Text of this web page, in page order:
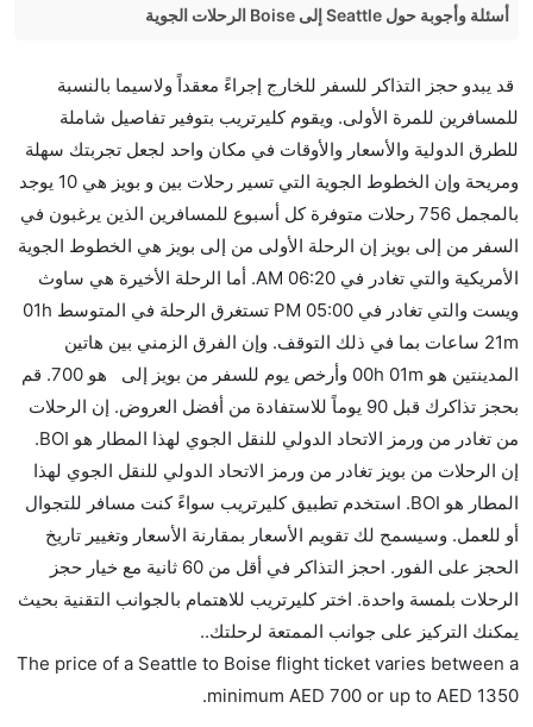
أسئلة وأجوبة حول Seattle إلى Boise الرحلات الجوية
مباشرة من إلىبويز مما تستغرقه الخطوط الجوية الأخرى؟
نعم. توفر كل من Alaska Airlines أسرع رحلات الطيران
على هذا الطريق،
هل توفر شركات الطيران مساحة إضافية للنوم؟
كثير من خطوط طيران درجة رجال الأعمال توفر مساحة
إضافية للنوم.
هل يمكنني حمل طعامي الخاص؟
نعم، يمكنك حمل طعامك الخاص، و لكن يجب أن يكون معبئا
بشكل جيد.
هل سيقدم لي الكحول على متن رحلة من إلى بويز؟
لا تقدم شركة الطيران الكحول على متن رحلة داخلية. يتم
تقديم الكحول على متن الرحلات الدولية فقط.
ما متوسط أسعار رحلة الدرجة الاقتصادية من إلى بويز؟
تتراوح أسعار رحلة الدرجة الاقتصادية من AED 700 إلى
AED 1350. الخطوط الجوية الأمريكية, خطوط ألاسكا
الجوية, ويست جيت, دلتا, طيران الإمارات, الملكية الهولندية
كي إل إم, فيرجن أتلانتيك, الخطوط الجوية الفرنسية,
الخطوط الجوية الكورية, and ساوث ويست يوفرون تذاكر
قد يبدو حجز التذاكر للسفر للخارج إجراءً معقداً ولاسيما بالنسبة
للمسافرين للمرة الأولى. ويقوم كليرتريب بتوفير تفاصيل شاملة
للطرق الدولية والأسعار والأوقات في مكان واحد لجعل تجربتك سهلة
ومريحة وإن الخطوط الجوية التي تسير رحلات بين و بويز هي 10 يوجد
بالمجمل 756 رحلات متوفرة كل أسبوع للمسافرين الذين يرغبون في
السفر من إلى بويز إن الرحلة الأولى من إلى بويز هي الخطوط الجوية
الأمريكية والتي تغادر في 06:20 AM. أما الرحلة الأخيرة هي ساوث
ويست والتي تغادر في 05:00 PM تستغرق الرحلة في المتوسط 01h
21m ساعات بما في ذلك التوقف. وإن الفرق الزمني بين هاتين
المدينتين هو 00h 01m وأرخص يوم للسفر من بويز إلى هو 700. قم
بحجز تذاكرك قبل 90 يوماً للاستفادة من أفضل العروض. إن الرحلات
من تغادر من ورمز الاتحاد الدولي للنقل الجوي لهذا المطار هو BOI.
إن الرحلات من بويز تغادر من ورمز الاتحاد الدولي للنقل الجوي لهذا
المطار هو BOI. استخدم تطبيق كليرتريب سواءً كنت مسافر للتجوال
أو للعمل. وسيسمح لك تقويم الأسعار بمقارنة الأسعار وتغيير تاريخ
الحجز على الفور. احجز التذاكر في أقل من 60 ثانية مع خيار حجز
الرحلات بلمسة واحدة. اختر كليرتريب للاهتمام بالجوانب التقنية بحيث
يمكنك التركيز على جوانب الممتعة لرحلتك..
The price of a Seattle to Boise flight ticket varies between a
minimum AED 700 or up to AED 1350
.